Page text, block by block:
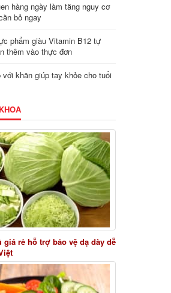
hàng ngày làm tăng nguy cơ
bỏ ngay
phẩm giàu Vitamin B12 tự
thêm vào thực đơn
với khăn giúp tay khỏe cho tuổi
giá rẻ hỗ trợ bảo vệ dạ dày dễ